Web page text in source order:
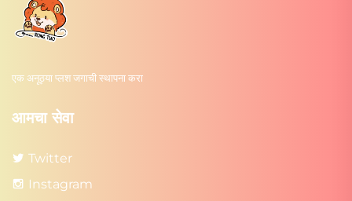
एक अनूठ्या प्लश जगाची स्थापना करा
आमचा सेवा
Twitter
Instagram